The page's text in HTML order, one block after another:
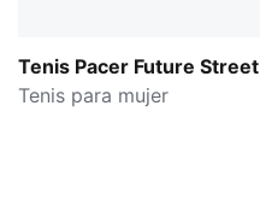
Tenis Pacer Future Street
Tenis para mujer